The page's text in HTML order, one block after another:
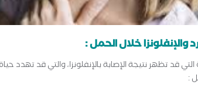
والإنفلونزا خلال الحمل :
قد تظهر نتيجة الإصابة بالإنفلونزا، والتي قد تهدد
: